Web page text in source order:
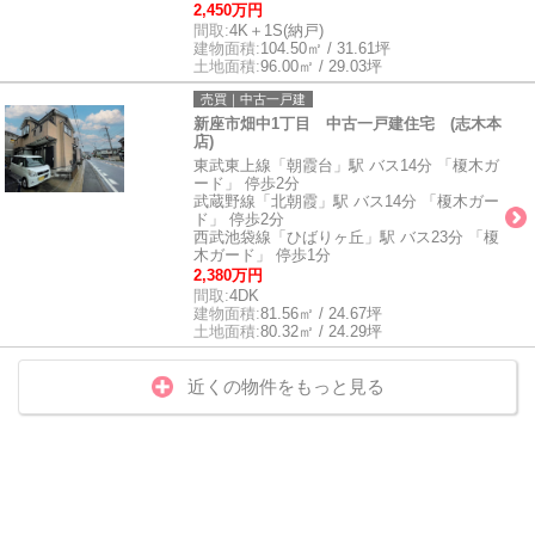
2,450万円
間取:4K＋1S(納戸)
建物面積:104.50㎡ / 31.61坪
土地面積:96.00㎡ / 29.03坪
売買｜中古一戸建
新座市畑中1丁目 中古一戸建住宅 (志木本
店)
東武東上線「朝霞台」駅 バス14分 「榎木ガ
ード」 停歩2分
武蔵野線「北朝霞」駅 バス14分 「榎木ガー
ド」 停歩2分
西武池袋線「ひばりヶ丘」駅 バス23分 「榎
木ガード」 停歩1分
2,380万円
間取:4DK
建物面積:81.56㎡ / 24.67坪
土地面積:80.32㎡ / 24.29坪
近くの物件をもっと見る